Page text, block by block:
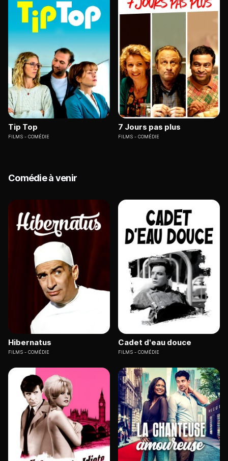
Tip Top
FILMS COMÉDIE
7 Jours pas plus
FILMS COMÉDIE
Comédie à venir
Hibernatus
FILMS COMÉDIE
Cadet d'eau douce
FILMS COMÉDIE